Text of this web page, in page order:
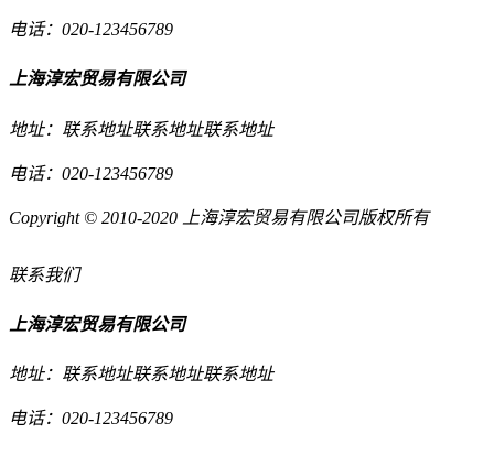
电话：020-123456789
上海淳宏贸易有限公司
地址：联系地址联系地址联系地址
电话：020-123456789
Copyright © 2010-2020 上海淳宏贸易有限公司版权所有
联系我们
上海淳宏贸易有限公司
地址：联系地址联系地址联系地址
电话：020-123456789